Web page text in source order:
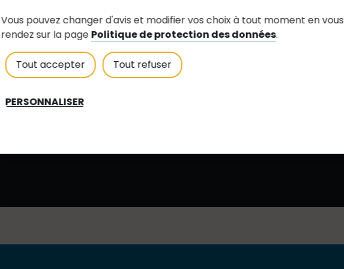
Vous pouvez changer d'avis et modifier vos choix à tout moment en vous
rendez sur la page Politique de protection des données.
Tout accepter Tout refuser
PERSONNALISER